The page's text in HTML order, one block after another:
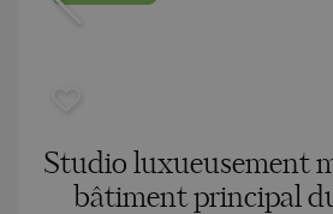
Studio luxueusement
bâtiment principal